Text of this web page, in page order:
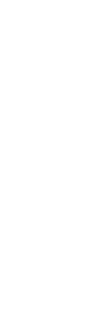
Christantus
perderá
en los
El centrocampista
la capital, después
una lesión que lo